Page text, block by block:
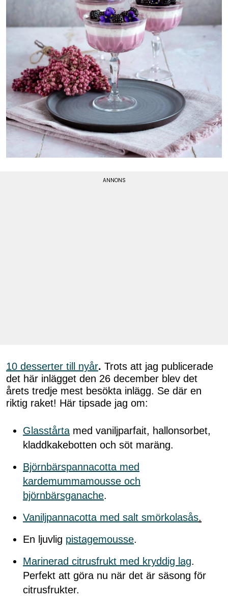
10 desserter till nyår. Trots att jag publicerade
det här inlägget den 26 december blev det
årets tredje mest besökta inlägg. Se där en
riktig raket! Här tipsade jag om:
Glasstårta med vaniljparfait, hallonsorbet,
kladdkakebotten och söt maräng.
Björnbärspannacotta med
kardemummamousse och
björnbärsganache.
Vaniljpannacotta med salt smörkolasås.
En ljuvlig pistagemousse.
Marinerad citrusfrukt med kryddig lag.
Perfekt att göra nu när det är säsong för
citrusfrukter.